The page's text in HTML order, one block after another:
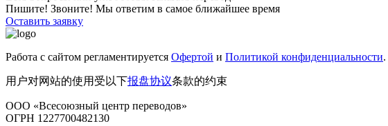
Пишите! Звоните! Мы ответим в самое ближайшее время
Оставить заявку
Работа с сайтом регламентируется Офертой и Политикой конфиденциальности.
用户对网站的使用受以下报盘协议条款的约束
ООО «Всесоюзный центр переводов»
ОГРН 1227700482130